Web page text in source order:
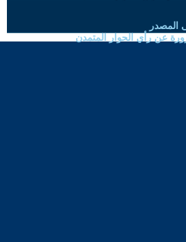
المصدر
عن رأي الحوار المتمدن